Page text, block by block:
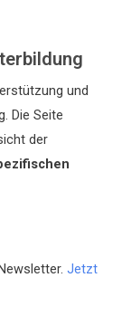
und
Die Seite
der
Jetzt